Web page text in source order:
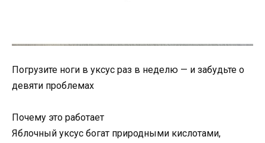
Погрузите ноги в уксус раз в неделю — и забудьте о
девяти проблемах
Почему это работает
Яблочный уксус богат природными кислотами,